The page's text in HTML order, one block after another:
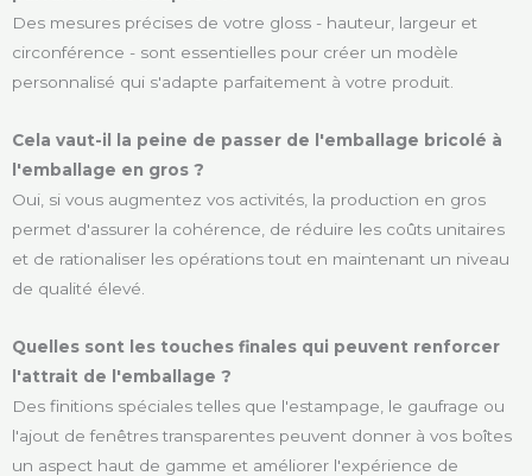
Des mesures précises de votre gloss - hauteur, largeur et
circonférence - sont essentielles pour créer un modèle
personnalisé qui s'adapte parfaitement à votre produit.
Cela vaut-il la peine de passer de l'emballage bricolé à
l'emballage en gros ?
Oui, si vous augmentez vos activités, la production en gros
permet d'assurer la cohérence, de réduire les coûts unitaires
et de rationaliser les opérations tout en maintenant un niveau
de qualité élevé.
Quelles sont les touches finales qui peuvent renforcer
l'attrait de l'emballage ?
Des finitions spéciales telles que l'estampage, le gaufrage ou
l'ajout de fenêtres transparentes peuvent donner à vos boîtes
un aspect haut de gamme et améliorer l'expérience de